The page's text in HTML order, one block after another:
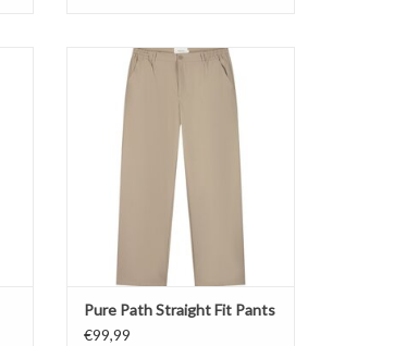
Pure Path Straight Fit Pants
TOEVOEGEN AAN WINKELWAGEN
Pure Path Straight Fit Pants
€99,99